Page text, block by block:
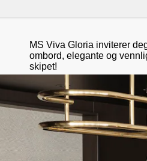
MS Viva Gloria inviterer
ombord, elegante og
skipet!